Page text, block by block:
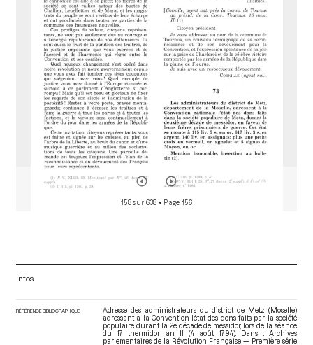
158 sur 638 • Page 156
Infos
RÉFÉRENCE BIBLIOGRAPHIQUE
Adresse des administrateurs du district de Metz (Moselle)
adressant à la Convention l’état des dons faits par la société
populaire durant la 2e décade de messidor, lors de la séance
du 17 thermidor an II (4 août 1794). Dans : Archives
parlementaires de la Révolution Française — Première série